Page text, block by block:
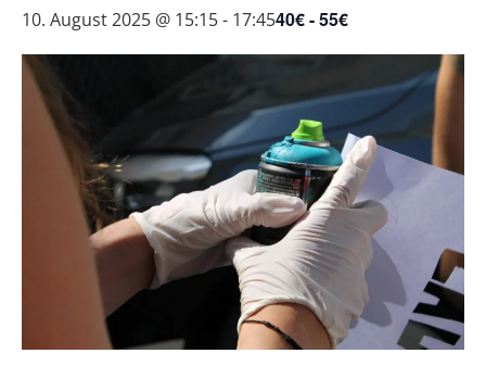
10. August 2025 @ 15:15- 17:4540€ - 55€